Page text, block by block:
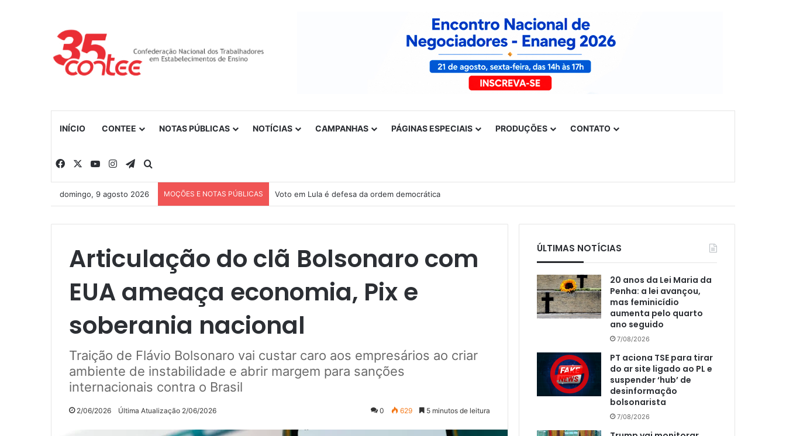
INÍCIO CONTEE NOTAS PÚBLICAS NOTÍCIAS CAMPANHAS PÁGINAS ESPECIAIS PRODUÇÕES CONTATO
Facebook YouTubeInstagramTelegram
domingo, 9 agosto 2026 MOÇÕES E NOTAS PÚBLICAS Nota de solidariedade ao povo venezuelano
Articulação do clã Bolsonaro com
EUA ameaça economia, Pix e
soberania nacional
Traição de Flávio Bolsonaro vai custar caro aos empresários ao criar
ambiente de instabilidade e abrir margem para sanções
internacionais contra o Brasil
2/06/2026 Última Atualização 2/06/2026 0 629 5 minutos de leitura
ÚLTIMAS NOTÍCIAS
20 anos da Lei Maria da
Penha: a lei avançou,
mas feminicídio
aumenta pelo quarto
ano seguido
7/08/2026
PT aciona TSE para tirar
do ar site ligado ao PL e
suspender ‘hub’ de
desinformação
bolsonarista
7/08/2026